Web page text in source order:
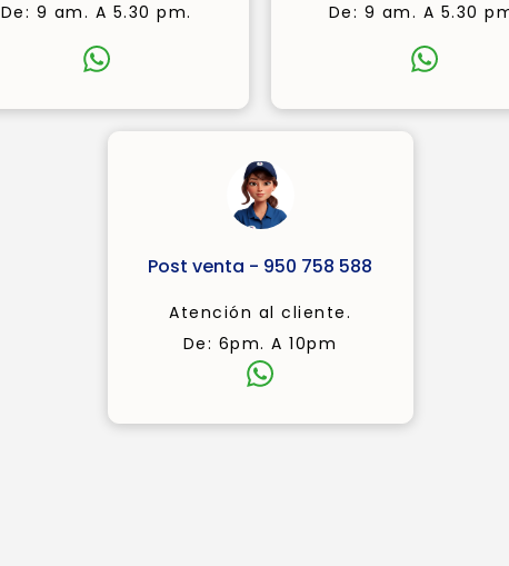
De: 9 am. A 5.30 pm. De: 9 am. A 5.30
Post venta - 950 758 588
Atención al cliente.
De: 6pm. A 10pm